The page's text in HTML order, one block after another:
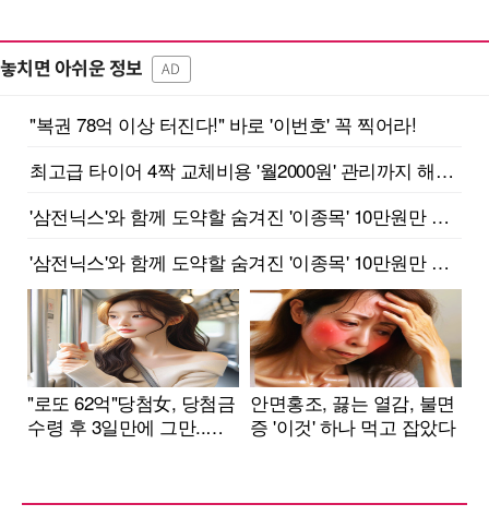
놓치면 아쉬운 정보 AD